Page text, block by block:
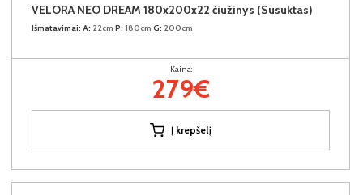
VELORA NEO DREAM 180x200x22 čiužinys (Susuktas)
Išmatavimai: A: 22cm P: 180cm G: 200cm
Kaina:
279€
Į krepšelį